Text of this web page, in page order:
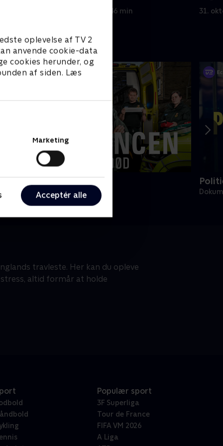
oplevelse af TV 2
anvende cookie-data
cookies herunder, og
af siden. Læs
Marketing
Acceptér alle
han har brystsmerter.
30. oktober 2023 • 46 min
vejret.
31.
• 2 sæsoner
travleste. Her kan du opleve
altid formår at holde
Populær sport
3F Superliga
Tour de France
FIFA VM 2026
A Liga